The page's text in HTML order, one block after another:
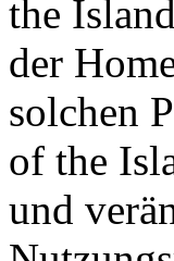
the
der
solchen
of the
und